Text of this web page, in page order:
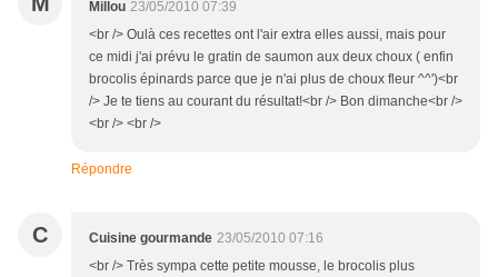
Millou 23/05/2010 07:39
<br /> Oulà ces recettes ont l'air extra elles aussi, mais pour
ce midi j'ai prévu le gratin de saumon aux deux choux ( enfin
brocolis épinards parce que je n'ai plus de choux fleur ^^')<br
/> Je te tiens au courant du résultat!<br /> Bon dimanche<br />
<br /> <br />
Répondre
C Cuisine gourmande 23/05/2010 07:16
<br /> Très sympa cette petite mousse, le brocolis plus